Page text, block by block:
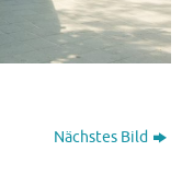
Nächstes Bild